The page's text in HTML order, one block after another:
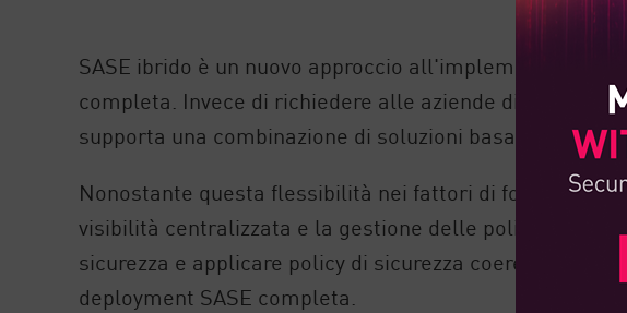
SASE ibrido è un nuovo approccio all'implementazione
completa. Invece di richiedere alle aziende di
supporta una combinazione di soluzioni basate su
Nonostante questa flessibilità nei fattori di forma della
visibilità centralizzata e la gestione delle policy, SASE
sicurezza e applicare policy di sicurezza coerenti
deployment SASE completa.